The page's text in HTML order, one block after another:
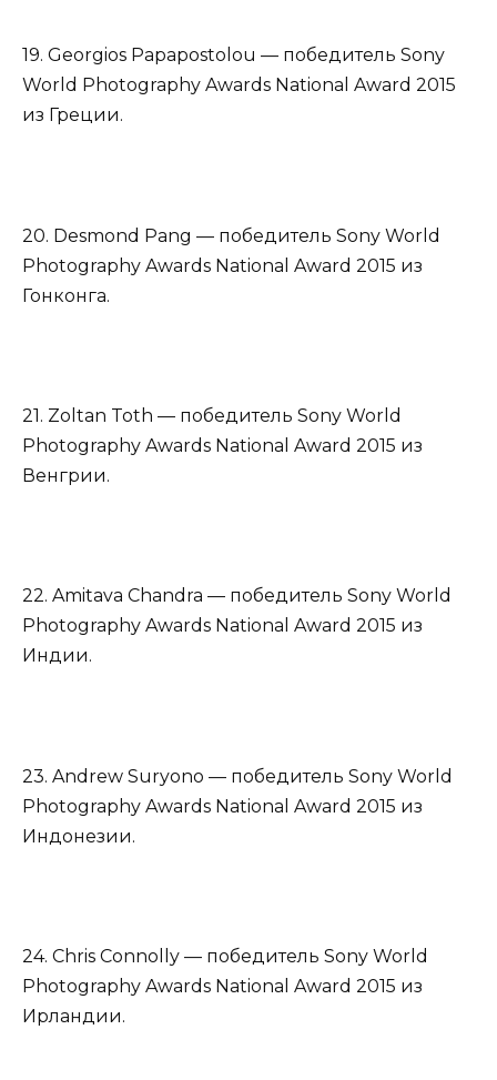
19. Georgios Papapostolou — победитель Sony
World Photography Awards National Award 2015
из Греции.
20. Desmond Pang — победитель Sony World
Photography Awards National Award 2015 из
Гонконга.
21. Zoltan Toth — победитель Sony World
Photography Awards National Award 2015 из
Венгрии.
22. Amitava Chandra — победитель Sony World
Photography Awards National Award 2015 из
Индии.
23. Andrew Suryono — победитель Sony World
Photography Awards National Award 2015 из
Индонезии.
24. Chris Connolly — победитель Sony World
Photography Awards National Award 2015 из
Ирландии.